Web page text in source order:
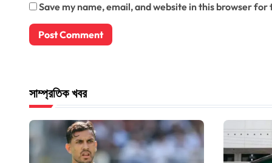
Save my name, email, and website in this browser
সাম্প্রতিক খবর